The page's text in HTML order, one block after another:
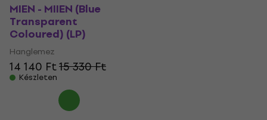
MIEN - MIIEN (Blue
Transparent
Coloured) (LP)
Hanglemez
14 140 Ft15 330 Ft
Készleten